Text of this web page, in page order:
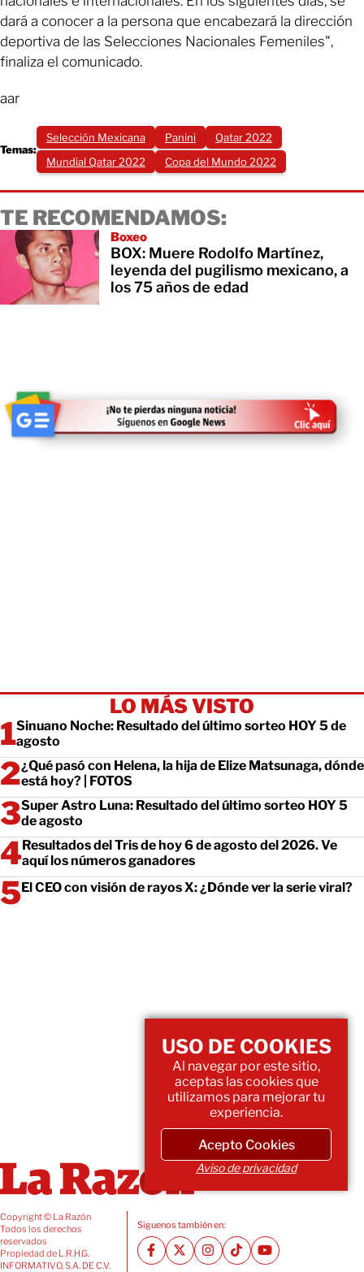
dará a conocer a la persona que encabezará la dirección
deportiva de las Selecciones Nacionales Femeniles",
finaliza el comunicado.
aar
Temas:
Selección Mexicana Panini
Qatar 2022
Mundial Qatar 2022
Copa del Mundo 2022
TE RECOMENDAMOS:
Boxeo
BOX: Muere Rodolfo Martínez,
leyenda del pugilismo mexicano, a
los 75 años de edad
LO MÁS VISTO
Sinuano Noche: Resultado del último sorteo HOY 5 de
agosto
¿Qué pasó con Helena, la hija de Elize Matsunaga, dónde
está hoy? | FOTOS
Super Astro Luna: Resultado del último sorteo HOY 5
de agosto
Resultados del Tris de hoy 6 de agosto del 2026. Ve
aquí los números ganadores
El CEO con visión de rayos X: ¿Dónde ver la serie viral?
Copyright © La Razón
Todos los derechos
reservados
Propiedad de L.R.H.G.
INFORMATIVO, S.A. DE C.V.
Siguenos también en:
USO DE COOKIES
Al navegar por este sitio,
aceptas las cookies que
utilizamos para mejorar tu
experiencia.
Acepto Cookies
Aviso de privacidad